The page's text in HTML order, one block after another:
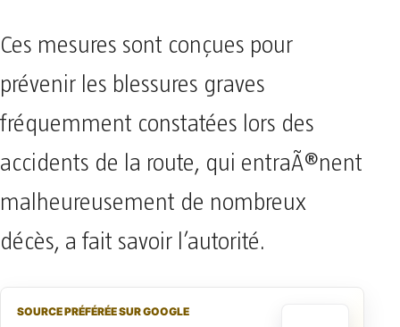
Ces mesures sont conçues pour
prévenir les blessures graves
fréquemment constatées lors des
accidents de la route, qui entraÃ®nent
malheureusement de nombreux
décès, a fait savoir l’autorité.
SOURCE PRÉFÉRÉE SUR GOOGLE